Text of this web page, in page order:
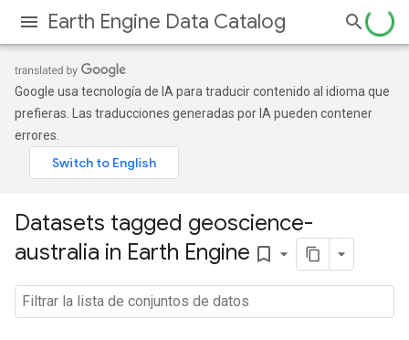
Earth Engine Data Catalog
Google usa tecnología de IA para traducir contenido al idioma que
prefieras. Las traducciones generadas por IA pueden contener
errores.
Datasets tagged geoscience-
australia in Earth Engine bookmark_border